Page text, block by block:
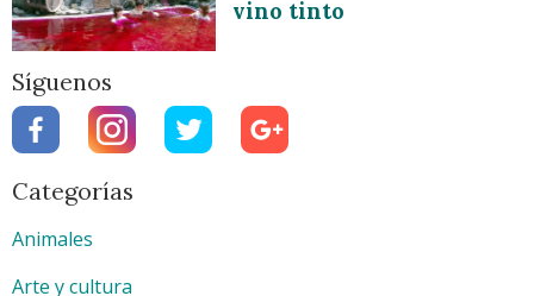
vino tinto
Síguenos
Categorías
Animales
Arte y cultura